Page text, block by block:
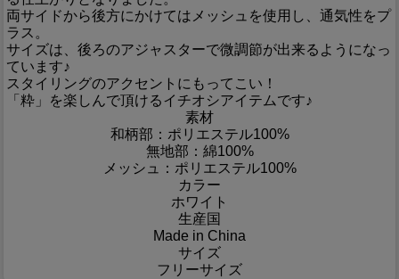
両サイドから後方にかけてはメッシュを使用し、通気性をプ
ラス。
サイズは、後ろのアジャスターで微調節が出来るようになっ
ています♪
スタイリングのアクセントにもってこい！
「粋」を楽しんで頂けるイチオシアイテムです♪
素材
和柄部：ポリエステル100%
無地部：綿100%
メッシュ：ポリエステル100%
カラー
ホワイト
生産国
Made in China
サイズ
フリーサイズ